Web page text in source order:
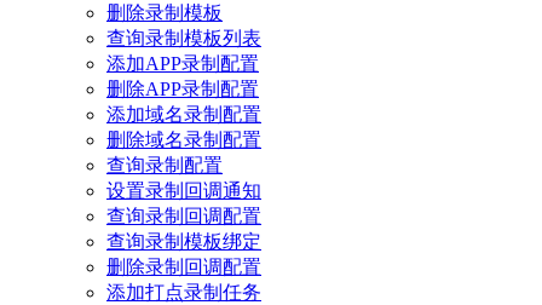
删除录制模板
查询录制模板列表
添加APP录制配置
删除APP录制配置
添加域名录制配置
删除域名录制配置
查询录制配置
设置录制回调通知
查询录制回调配置
查询录制模板绑定
删除录制回调配置
添加打点录制任务